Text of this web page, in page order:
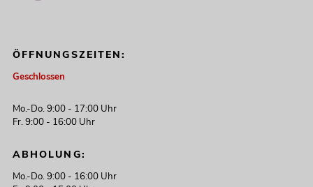
ÖFFNUNGSZEITEN:
Geschlossen
Mo.-Do. 9:00 - 17:00 Uhr
Fr. 9:00 - 16:00 Uhr
ABHOLUNG:
Mo.-Do. 9:00 - 16:00 Uhr